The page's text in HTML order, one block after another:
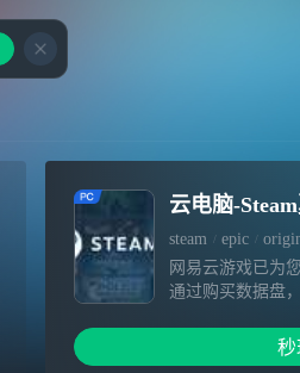
云电脑-
steam epic
网易云游戏已为
通过购买数据盘
配置、极快下载
1.硬件不受限，
秒